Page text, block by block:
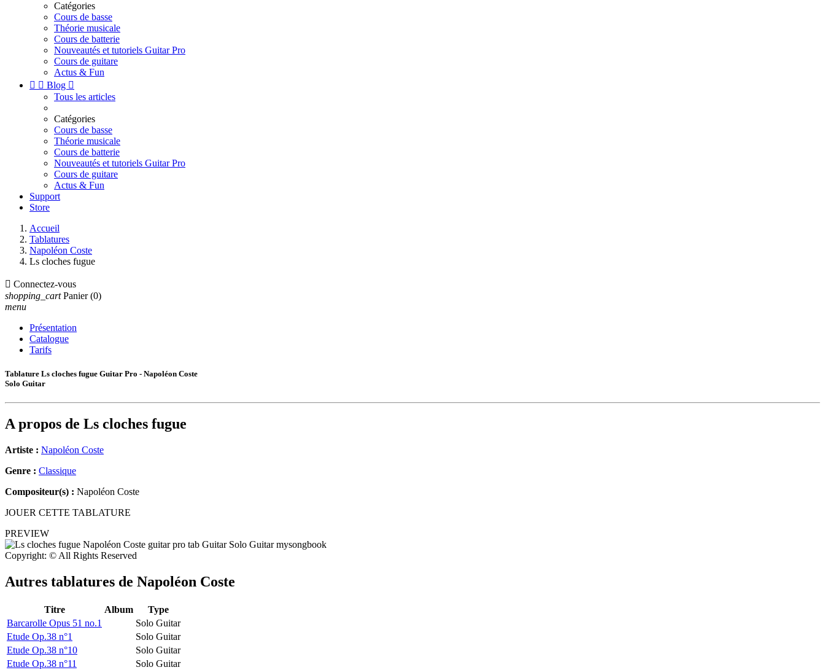
Catégories
Cours de basse
Théorie musicale
Cours de batterie
Nouveautés et tutoriels Guitar Pro
Cours de guitare
Actus & Fun
  Blog 
Tous les articles
Catégories
Cours de basse
Théorie musicale
Cours de batterie
Nouveautés et tutoriels Guitar Pro
Cours de guitare
Actus & Fun
Support
Store
Accueil
Tablatures
Napoléon Coste
Ls cloches fugue
 Connectez-vous
shopping_cart Panier (0)
menu
Présentation
Catalogue
Tarifs
Tablature Ls cloches fugue Guitar Pro - Napoléon Coste
Solo Guitar
A propos de Ls cloches fugue
Artiste : Napoléon Coste
Genre : Classique
Compositeur(s) : Napoléon Coste
JOUER CETTE TABLATURE
PREVIEW
Copyright: © All Rights Reserved
Autres tablatures de Napoléon Coste
Titre Album
Type
Barcarolle Opus 51 no.1
Solo Guitar
Etude Op.38 n°1
Solo Guitar
Etude Op.38 n°10
Solo Guitar
Etude Op.38 n°11
Solo Guitar